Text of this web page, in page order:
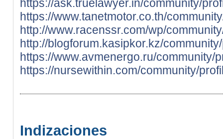
https://ask.truelawyer.in/community/
https://www.tanetmotor.co.th/
http://www.racenssr.com/wp/
http://blogforum.kasipkor.kz/
https://www.avmenergo.ru/community/
https://nursewithin.com/community/
Indizaciones